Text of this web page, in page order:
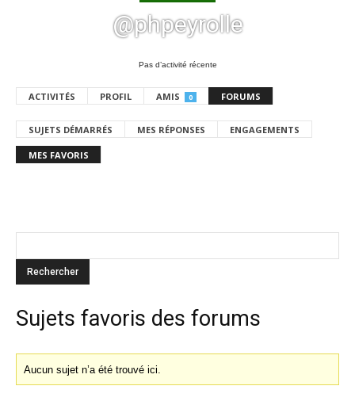
@phpeyrolle
Pas d’activité récente
ACTIVITÉS PROFIL AMIS 0 FORUMS
SUJETS DÉMARRÉS MES RÉPONSES ENGAGEMENTS
MES FAVORIS
Sujets favoris des forums
Aucun sujet n’a été trouvé ici.